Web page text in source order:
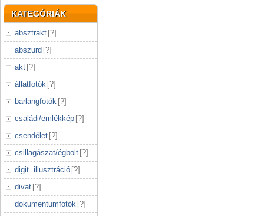
KATEGÓRIÁK
absztrakt [?]
abszurd [?]
akt [?]
állatfotók [?]
barlangfotók [?]
családi/emlékkép [?]
csendélet [?]
csillagászat/égbolt [?]
digit. illusztráció [?]
divat [?]
dokumentumfotók [?]